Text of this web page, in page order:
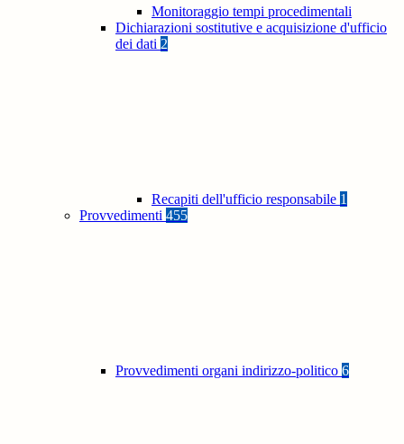
Monitoraggio tempi procedimentali
Dichiarazioni sostitutive e acquisizione d'ufficio
dei dati 2
Recapiti dell'ufficio responsabile 1
Provvedimenti 455
Provvedimenti organi indirizzo-politico 6